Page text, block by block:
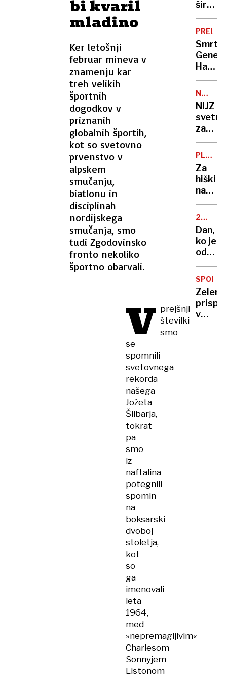
bi kvaril
mladino
Ker letošnji
februar mineva v
znamenju kar
treh velikih
športnih
dogodkov v
priznanih
globalnih športih,
kot so svetovno
prvenstvo v
alpskem
smučanju,
biatlonu in
disciplinah
nordijskega
smučanja, smo
tudi Zgodovinsko
fronto nekoliko
športno obarvali.
V prejšnji
številki
smo
se
spomnili
svetovnega
rekorda
našega
Jožeta
Šlibarja,
tokrat
pa
smo
iz
naftalina
potegnili
spomin
na
boksarski
dvoboj
stoletja,
kot
so
ga
imenovali
leta
1964,
med
»nepremagljivim«
Charlesom
Sonnyjem
Listonom
policija
širjenja
z
prijeli
25
ljudi
Smrt
Genea
in
Policija
klica
v sili
NASVET
NIJZ
za
otroka
varen
HIŠKI
Za
hiški
na
javno
že
skoraj
evrov
28.
Dan,
ko je
papež
prispel
v